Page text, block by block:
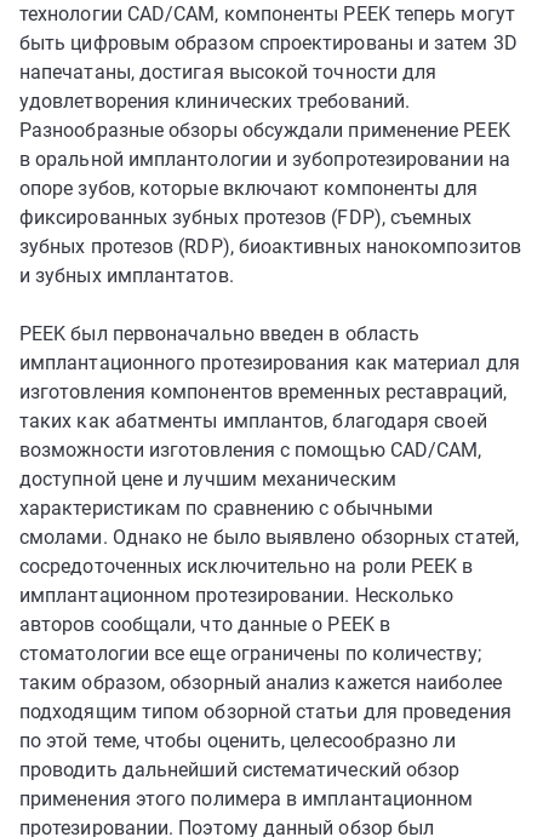
технологии CAD/CAM, компоненты PEEK теперь могут
быть цифровым образом спроектированы и затем 3D
напечатаны, достигая высокой точности для
удовлетворения клинических требований.
Разнообразные обзоры обсуждали применение PEEK
в оральной имплантологии и зубопротезировании на
опоре зубов, которые включают компоненты для
фиксированных зубных протезов (FDP), съемных
зубных протезов (RDP), биоактивных нанокомпозитов
и зубных имплантатов.
PEEK был первоначально введен в область
имплантационного протезирования как материал для
изготовления компонентов временных реставраций,
таких как абатменты имплантов, благодаря своей
возможности изготовления с помощью CAD/CAM,
доступной цене и лучшим механическим
характеристикам по сравнению с обычными
смолами. Однако не было выявлено обзорных статей,
сосредоточенных исключительно на роли PEEK в
имплантационном протезировании. Несколько
авторов сообщали, что данные о PEEK в
стоматологии все еще ограничены по количеству;
таким образом, обзорный анализ кажется наиболее
подходящим типом обзорной статьи для проведения
по этой теме, чтобы оценить, целесообразно ли
проводить дальнейший систематический обзор
применения этого полимера в имплантационном
протезировании. Поэтому данный обзор был